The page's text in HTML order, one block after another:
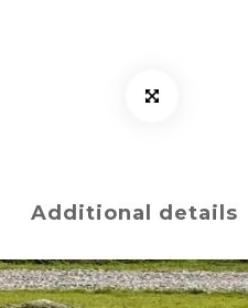
Additional details